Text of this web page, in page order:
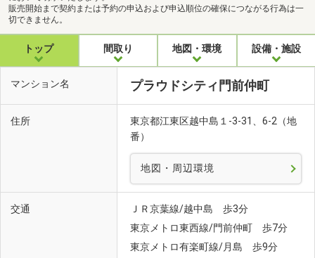
販売開始まで契約または予約の申込および申込順位の確保につながる行為は一
切できません。
トップ 間取り 地図・環境 設備・施設
マンション名 プラウドシティ門前仲町
住所
東京都江東区越中島１-3-31、6-2（地
番）
地図・周辺環境
交通
ＪＲ京葉線/越中島 歩3分
東京メトロ東西線/門前仲町 歩7分
東京メトロ有楽町線/月島 歩9分